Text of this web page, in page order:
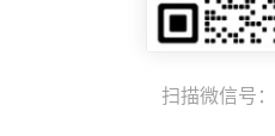
扫描微信号：